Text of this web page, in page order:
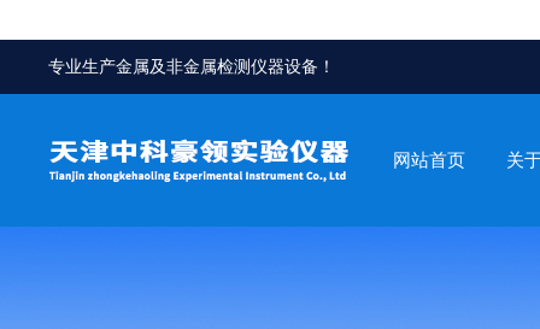
专业生产金属及非金属检测仪器设备！
网站首页 关